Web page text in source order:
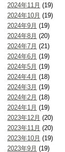
2024年11月 (19)
2024年10月 (19)
2024年9月 (19)
2024年8月 (20)
2024年7月 (21)
2024年6月 (19)
2024年5月 (19)
2024年4月 (18)
2024年3月 (19)
2024年2月 (18)
2024年1月 (19)
2023年12月 (20)
2023年11月 (20)
2023年10月 (19)
2023年9月 (19)